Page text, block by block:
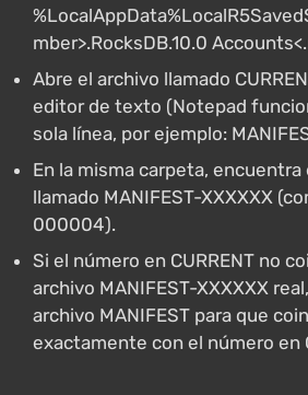
mber>.RocksDB.10.0
Abre el archivo llamado
editor de texto (Notepad
sola línea, por ejemplo:
En la misma carpeta, encuentra
llamado MANIFEST-XXXXXX
000004).
Si el número en CURRENT no
archivo MANIFEST-XXXXXX
archivo MANIFEST para que
exactamente con el número en